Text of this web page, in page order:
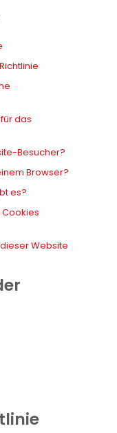
das
Besucher?
Browser?
es?
Website